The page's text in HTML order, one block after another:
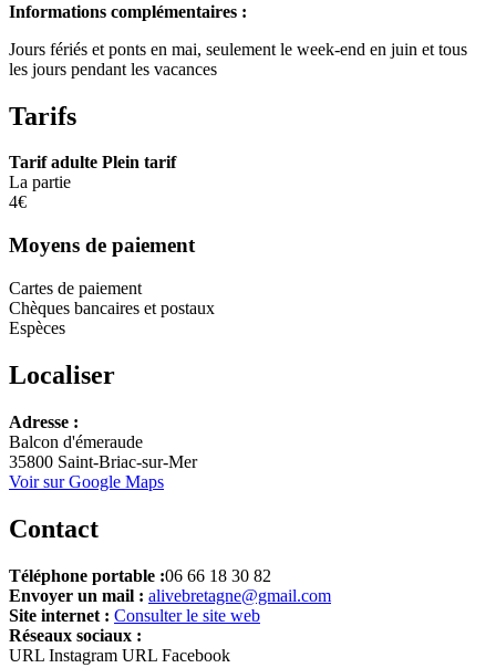
Informations complémentaires :
Jours fériés et ponts en mai, seulement le week-end en juin et tous
les jours pendant les vacances
Tarifs
Tarif adulte Plein tarif
La partie
4€
Moyens de paiement
Cartes de paiement
Chèques bancaires et postaux
Espèces
Localiser
+
−
Adresse :
Balcon d'émeraude
35800 Saint-Briac-sur-Mer
Voir sur Google Maps
Contact
Téléphone portable :06 66 18 30 82
Envoyer un mail : alivebretagne@gmail.com
Site internet : Consulter le site web
Réseaux sociaux :
URL Instagram URL Facebook